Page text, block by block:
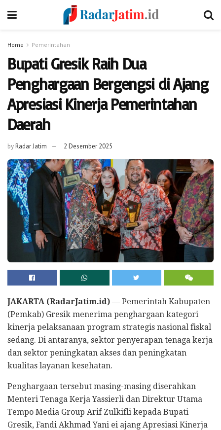
Home Pemerintahan
Bupati Gresik Raih Dua
Penghargaan Bergengsi di Ajang
Apresiasi Kinerja Pemerintahan
Daerah
byRadar Jatim 2 Desember 2025
JAKARTA (RadarJatim.id) — Pemerintah Kabupaten
(Pemkab) Gresik menerima penghargaan kategori
kinerja pelaksanaan program strategis nasional fiskal
sedang. Di antaranya, sektor penyerapan tenaga kerja
dan sektor peningkatan akses dan peningkatan
kualitas layanan kesehatan.
Penghargaan tersebut masing-masing diserahkan
Menteri Tenaga Kerja Yassierli dan Direktur Utama
Tempo Media Group Arif Zulkifli kepada Bupati
Gresik, Fandi Akhmad Yani ei ajang Apresiasi Kinerja